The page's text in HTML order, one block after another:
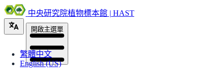
中央研究院植物標本館 | HAST
繁體中文
English (US)
開啟主選單